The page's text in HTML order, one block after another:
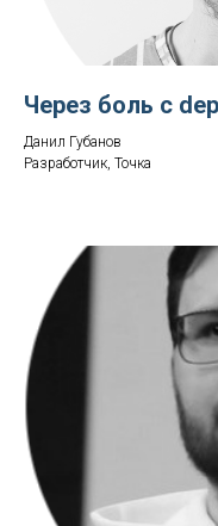
Через боль с
Данил Губанов
Разработчик, Точка